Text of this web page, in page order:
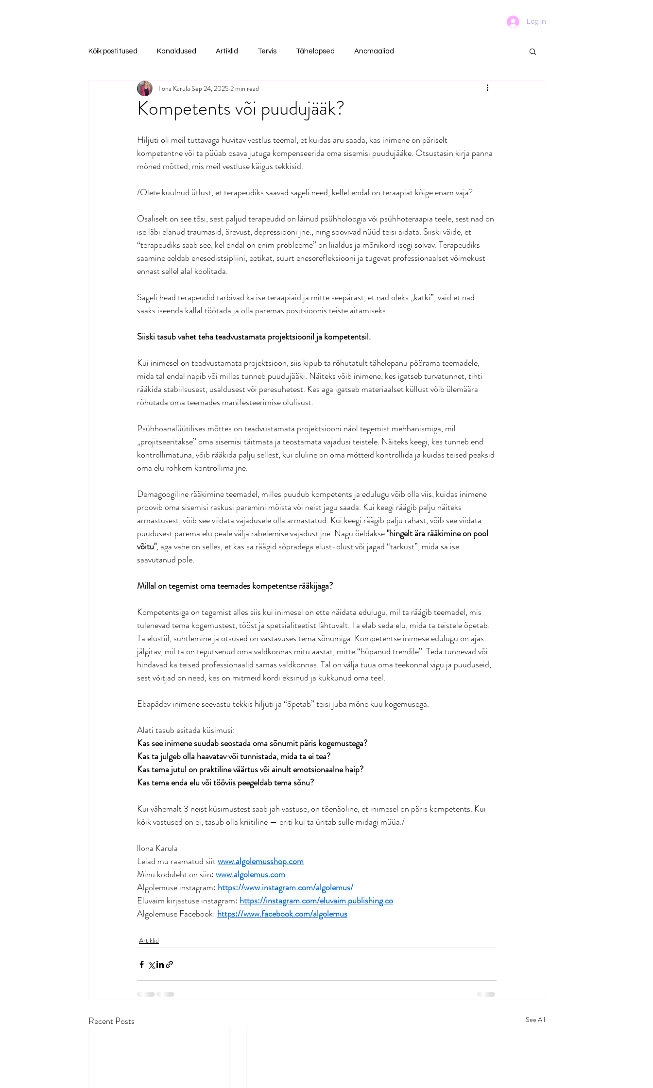
Log In
Kõik postitused Kanaldused Artiklid Tervis Tähelapsed Anomaaliad
Kompetents või puudujääk?
Ilona Karula Sep 24, 2025 2 min read
Hiljuti oli meil tuttavaga huvitav vestlus teemal, et kuidas aru saada, kas inimene on päriselt
kompetentne või ta püüab osava jutuga kompenseerida oma sisemisi puudujääke. Otsustasin kirja panna
mõned mõtted, mis meil vestluse käigus tekkisid.
/Olete kuulnud ütlust, et terapeudiks saavad sageli need, kellel endal on teraapiat kõige enam vaja?
Osaliselt on see tõsi, sest paljud terapeudid on läinud psühholoogia või psühhoteraapia teele, sest nad on
ise läbi elanud traumasid, ärevust, depressiooni jne., ning soovivad nüüd teisi aidata. Siiski väide, et
“terapeudiks saab see, kel endal on enim probleeme” on liialdus ja mõnikord isegi solvav. Terapeudiks
saamine eeldab enesedistsipliini, eetikat, suurt eneserefleksiooni ja tugevat professionaalset võimekust
ennast sellel alal koolitada.
Sageli head terapeudid tarbivad ka ise teraapiaid ja mitte seepärast, et nad oleks „katki”, vaid et nad
saaks iseenda kallal töötada ja olla paremas positsioonis teiste aitamiseks.
Siiski tasub vahet teha teadvustamata projektsioonil ja kompetentsil.
Kui inimesel on teadvustamata projektsioon, siis kipub ta rõhutatult tähelepanu pöörama teemadele,
mida tal endal napib või milles tunneb puudujääki. Näiteks võib inimene, kes igatseb turvatunnet, tihti
rääkida stabiilsusest, usaldusest või peresuhetest. Kes aga igatseb materiaalset küllust võib ülemäära
rõhutada oma teemades manifesteerimise olulisust.
Psühhoanalüütilises mõttes on teadvustamata projektsiooni näol tegemist mehhanismiga, mil
„projitseeritakse” oma sisemisi täitmata ja teostamata vajadusi teistele. Näiteks keegi, kes tunneb end
kontrollimatuna, võib rääkida palju sellest, kui oluline on oma mõtteid kontrollida ja kuidas teised peaksid
oma elu rohkem kontrollima jne.
Demagoogiline rääkimine teemadel, milles puudub kompetents ja edulugu võib olla viis, kuidas inimene
proovib oma sisemisi raskusi paremini mõista või neist jagu saada. Kui keegi räägib palju näiteks
armastusest, võib see viidata vajadusele olla armastatud. Kui keegi räägib palju rahast, võib see viidata
puudusest parema elu peale välja rabelemise vajadust jne. Nagu öeldakse "hingelt ära rääkimine on pool
võitu", aga vahe on selles, et kas sa räägid sõpradega elust-olust või jagad “tarkust”, mida sa ise
saavutanud pole.
Millal on tegemist oma teemades kompetentse rääkijaga?
Kompetentsiga on tegemist alles siis kui inimesel on ette näidata edulugu, mil ta räägib teemadel, mis
tulenevad tema kogemustest, tööst ja spetsialiteetist lähtuvalt. Ta elab seda elu, mida ta teistele õpetab.
Ta elustiil, suhtlemine ja otsused on vastavuses tema sõnumiga. Kompetentse inimese edulugu on ajas
jälgitav, mil ta on tegutsenud oma valdkonnas mitu aastat, mitte “hüpanud trendile”. Teda tunnevad või
hindavad ka teised professionaalid samas valdkonnas. Tal on välja tuua oma teekonnal vigu ja puuduseid,
sest võitjad on need, kes on mitmeid kordi eksinud ja kukkunud oma teel.
Ebapädev inimene seevastu tekkis hiljuti ja “õpetab” teisi juba mõne kuu kogemusega.
Alati tasub esitada küsimusi:
Kas see inimene suudab seostada oma sõnumit päris kogemustega?
Kas ta julgeb olla haavatav või tunnistada, mida ta ei tea?
Kas tema jutul on praktiline väärtus või ainult emotsionaalne haip?
Kas tema enda elu või tööviis peegeldab tema sõnu?
Kui vähemalt 3 neist küsimustest saab jah vastuse, on tõenäoline, et inimesel on päris kompetents. Kui
kõik vastused on ei, tasub olla kriitiline — eriti kui ta üritab sulle midagi müüa./
llona Karula
Leiad mu raamatud siit www.algolemusshop.com
Minu koduleht on siin: www.algolemus.com
Algolemuse instagram: https://www.instagram.com/algolemus/
Eluvaim kirjastuse instagram: https://instagram.com/eluvaim.publishing.co
Algolemuse Facebook: https://www.facebook.com/algolemus
Artiklid
Recent Posts See All